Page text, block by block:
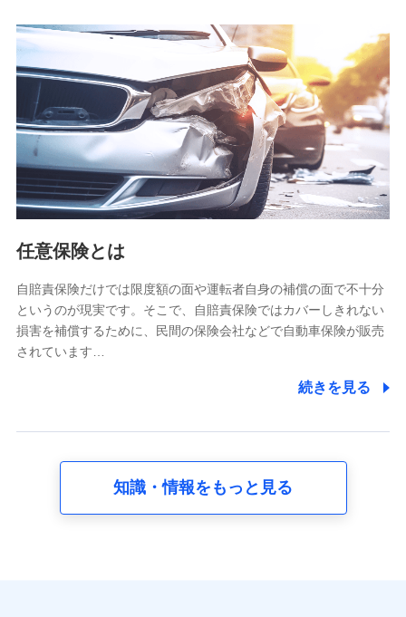
【共同して利用される利用データの項目】
当社又は株式会社NTTドコモがサービス提供等を通じて取得
した、以下の情報などの個人データ
基本情報
氏名、電話番号、メールアドレス、お客さまの識別子、
属性、連絡先、dポイントサービスのご利用に関する情
報。例として、dポイントカード番号、性別、年齢、家族
構成、住所、dポイント残高、dポイント利用履歴などが
含まれます。
当社又は株式会社NTTドコモが提供する各種サービスな
又は株式会社NTTドコモが提供する各種サービスのご契
約状態・ご利用履歴インターネット利用時の行動に関す
る情報、アプリケーション利用時の行動に関する情報、
購入されたサービスや商品の名称・購入場所・決済に関
する情報、アンケートの回答に関する情報などが含まれ
の内容、保険料、保険料のお支払方法、車のメーカーや
走行距離などの情報、建物の構造や築年数などの情報、
任意保険とは
自賠責保険だけでは限度額の面や運転者自身の補償の面で不十分
というのが現実です。そこで、自賠責保険ではカバーしきれない
損害を補償するために、民間の保険会社などで自動車保険が販売
されています…
続きを見る
知識・情報をもっと見る